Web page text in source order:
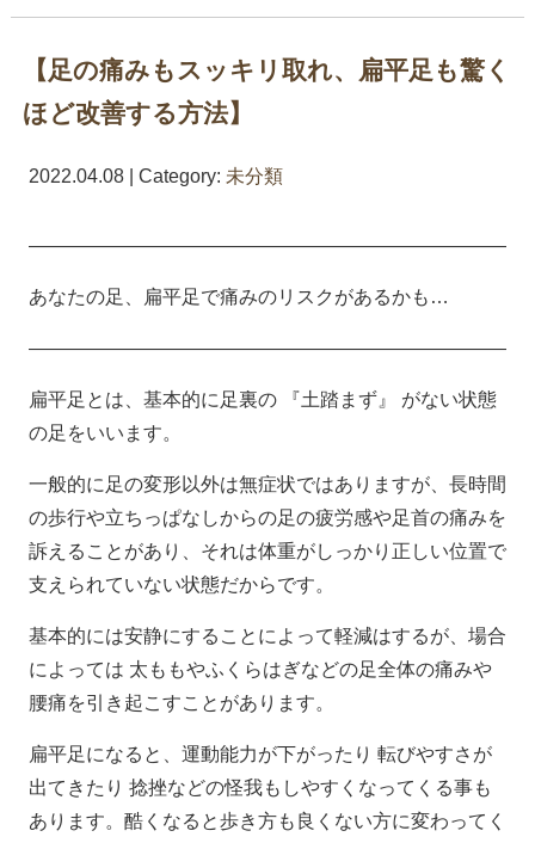
【足の痛みもスッキリ取れ、扁平足も驚く
ほど改善する方法】
2022.04.08 | Category: 未分類
—————————————————————————
あなたの足、扁平足で痛みのリスクがあるかも…
—————————————————————————
扁平足とは、基本的に足裏の 『土踏まず』 がない状態
の足をいいます。
一般的に足の変形以外は無症状ではありますが、長時間
の歩行や立ちっぱなしからの足の疲労感や足首の痛みを
訴えることがあり、それは体重がしっかり正しい位置で
支えられていない状態だからです。
基本的には安静にすることによって軽減はするが、場合
によっては 太ももやふくらはぎなどの足全体の痛みや
腰痛を引き起こすことがあります。
扁平足になると、運動能力が下がったり 転びやすさが
出てきたり 捻挫などの怪我もしやすくなってくる事も
あります。酷くなると歩き方も良くない方に変わってく